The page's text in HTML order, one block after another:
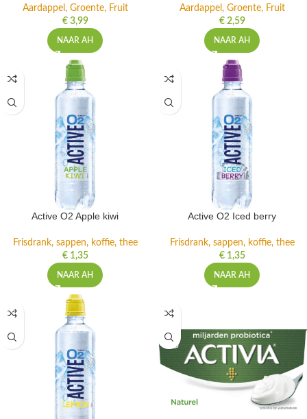
Aardappel, Groente, Fruit
€3,99
NAAR AH
Aardappel, Groente, Fruit
€2,59
NAAR AH
Active O2 Apple kiwi
Frisdrank, sappen, koffie, thee
€1,35
NAAR AH
Active O2 Iced berry
Frisdrank, sappen, koffie, thee
€1,35
NAAR AH